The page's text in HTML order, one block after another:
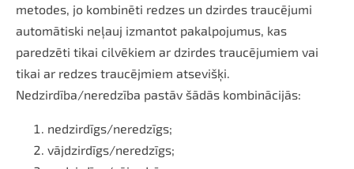
metodes, jo kombinēti redzes un dzirdes traucējumi
automātiski neļauj izmantot pakalpojumus, kas
paredzēti tikai cilvēkiem ar dzirdes traucējumiem vai
tikai ar redzes traucējmiem atsevišķi.
Nedzirdība/neredzība pastāv šādās kombinācijās:
nedzirdīgs/neredzīgs;
vājdzirdīgs/neredzīgs;